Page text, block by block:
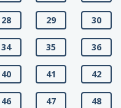
28 29 30
34 35 36
40 41 42
46 47 48